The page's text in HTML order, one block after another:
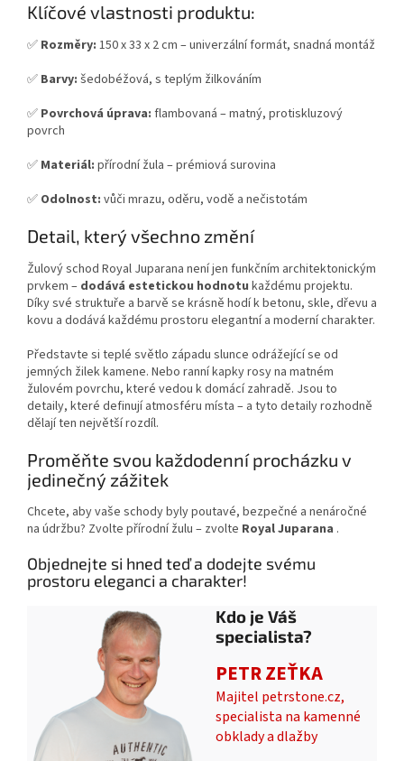
Klíčové vlastnosti produktu:
✅ Rozměry: 150 x 33 x 2 cm – univerzální formát, snadná montáž
✅ Barvy: šedobéžová, s teplým žilkováním
✅ Povrchová úprava: flambovaná – matný, protiskluzový
povrch
✅ Materiál: přírodní žula – prémiová surovina
✅ Odolnost: vůči mrazu, oděru, vodě a nečistotám
Detail, který všechno změní
Žulový schod Royal Juparana není jen funkčním architektonickým
prvkem – dodává estetickou hodnotu každému projektu.
Díky své struktuře a barvě se krásně hodí k betonu, skle, dřevu a
kovu a dodává každému prostoru elegantní a moderní charakter.
Představte si teplé světlo západu slunce odrážející se od
jemných žilek kamene. Nebo ranní kapky rosy na matném
žulovém povrchu, které vedou k domácí zahradě. Jsou to
detaily, které definují atmosféru místa – a tyto detaily rozhodně
dělají ten největší rozdíl.
Proměňte svou každodenní procházku v
jedinečný zážitek
Chcete, aby vaše schody byly poutavé, bezpečné a nenáročné
na údržbu? Zvolte přírodní žulu – zvolte Royal Juparana .
Objednejte si hned teď a dodejte svému
prostoru eleganci a charakter!
Kdo je Váš
specialista?
PETR ZEŤKA
Majitel petrstone.cz,
specialista na kamenné
obklady a dlažby